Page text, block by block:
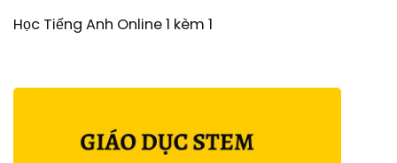
Học Tiếng Anh Online 1 kèm 1